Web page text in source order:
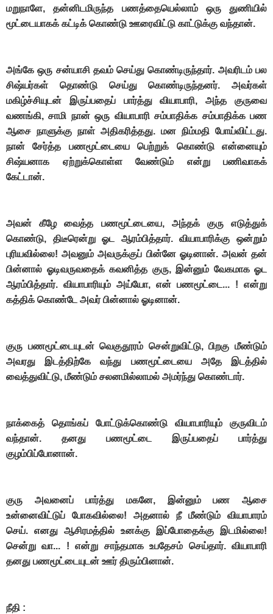
மறுநாளே, தன்னிடமிருந்த பணத்தையெல்லாம் ஒரு துணியில்
மூட்டையாகக் கட்டிக் கொண்டு ஊரைவிட்டு காட்டுக்கு வந்தான்.
அங்கே ஒரு சன்யாசி தவம் செய்து கொண்டிருந்தார். அவரிடம் பல
சிஷ்யர்கள் தொண்டு செய்து கொண்டிருந்தனர். அவர்கள்
மகிழ்ச்சியுடன் இருப்பதைப் பார்த்து வியாபாரி, அந்த குருவை
வணங்கி, சாமி நான் ஒரு வியாபாரி சம்பாதிக்க சம்பாதிக்க பண
ஆசை நாளுக்கு நாள் அதிகரித்தது. மன நிம்மதி போய்விட்டது.
நான் சேர்த்த பணமூட்டையை பெற்றுக் கொண்டு என்னையும்
சிஷ்யனாக ஏற்றுக்கொள்ள வேண்டும் என்று பணிவாகக்
கேட்டான்.
அவன் கீழே வைத்த பணமூட்டையை, அந்தக் குரு எடுத்துக்
கொண்டு, திடீரென்று ஓட ஆரம்பித்தார். வியாபாரிக்கு ஒன்றும்
புரியவில்லை! அவனும் அவருக்குப் பின்னே ஓடினான். அவன் தன்
பின்னால் ஓடிவருவதைக் கவனித்த குரு, இன்னும் வேகமாக ஓட
ஆரம்பித்தார். வியாபாரியும் அய்யோ, என் பணமூட்டை... ! என்று
கத்திக் கொண்டே அவர் பின்னால் ஓடினான்.
குரு பணமூட்டையுடன் வெகுதூரம் சென்றுவிட்டு, பிறகு மீண்டும்
அவரது இடத்திற்கே வந்து பணமூட்டையை அதே இடத்தில்
வைத்துவிட்டு, மீண்டும் சலனமில்லாமல் அமர்ந்து கொண்டார்.
நாக்கைத் தொங்கப் போட்டுக்கொண்டு வியாபாரியும் குருவிடம்
வந்தான். தனது பணமூட்டை இருப்பதைப் பார்த்து
குழம்பிப்போனான்.
குரு அவனைப் பார்த்து மகனே, இன்னும் பண ஆசை
உன்னைவிட்டுப் போகவில்லை! அதனால் நீ மீண்டும் வியாபாரம்
செய். எனது ஆசிரமத்தில் உனக்கு இப்போதைக்கு இடமில்லை!
சென்று வா... ! என்று சாந்தமாக உபதேசம் செய்தார். வியாபாரி
தனது பணமூட்டையுடன் ஊர் திரும்பினான்.
நீதி :